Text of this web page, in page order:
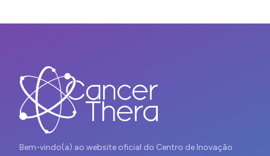
Bem-vindo(a) ao website oficial do Centro de Inovação